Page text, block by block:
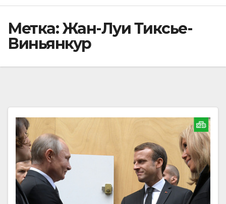
Метка:Жан-Луи Тиксье-
Виньянкур